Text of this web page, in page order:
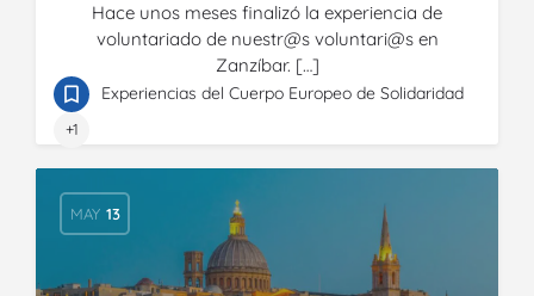
Hace unos meses finalizó la experiencia de
voluntariado de nuestr@s voluntari@s en
Zanzíbar. […]
Experiencias del Cuerpo Europeo de Solidaridad
+1
MAY 13